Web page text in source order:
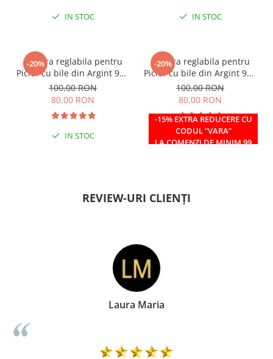
IN STOC IN STOC
-20%
Bratara reglabila pentru
Picior cu bile din Argint 925
si margele Miyuki rosii
100,00 RON
80,00 RON
IN STOC
-20%
-15% EXTRA REDUCERE CU
CODUL ”VARA”
LA COMENZI DE MINIM 99
Bratara reglabila pentru
Picior cu bile din Argint 925
si margele Miyuki verzi
100,00 RON
80,00 RON
IN STOC
REVIEW-URI CLIENȚI